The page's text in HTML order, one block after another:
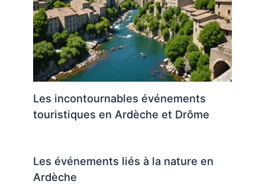
Les incontournables événements
touristiques en Ardèche et Drôme
Les événements liés à la nature en
Ardèche